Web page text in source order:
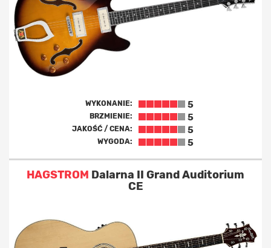
WYKONANIE: 5
BRZMIENIE: 5
JAKOŚĆ / CENA: 5
WYGODA: 5
HAGSTROM Dalarna II Grand Auditorium
CE